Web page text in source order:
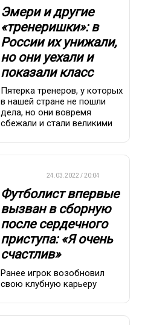
Эмери и другие
«тренеришки»: в
России их унижали,
но они уехали и
показали класс
Пятерка тренеров, у которых
в нашей стране не пошли
дела, но они вовремя
сбежали и стали великими
24.03.2022 / 20:04
Футболист впервые
вызван в сборную
после сердечного
приступа: «Я очень
счастлив»
Ранее игрок возобновил
свою клубную карьеру